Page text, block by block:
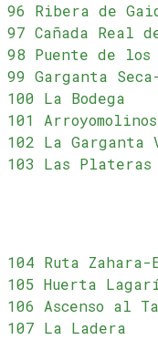
96 Ribera de
97 Cañada Real
98 Puente de los
99 Garganta
100 La Bodega
101 Arroyomolinos
102 La Garganta
103 Las Plateras
104 Ruta
105 Huerta
106 Ascenso al
107 La Ladera